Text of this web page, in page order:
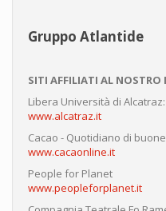
Gruppo Atlantide
SITI AFFILIATI AL NOSTRO
Libera Università di Alcatraz:
www.alcatraz.it
Cacao - Quotidiano di
www.cacaonline.it
People for Planet
www.peopleforplanet.it